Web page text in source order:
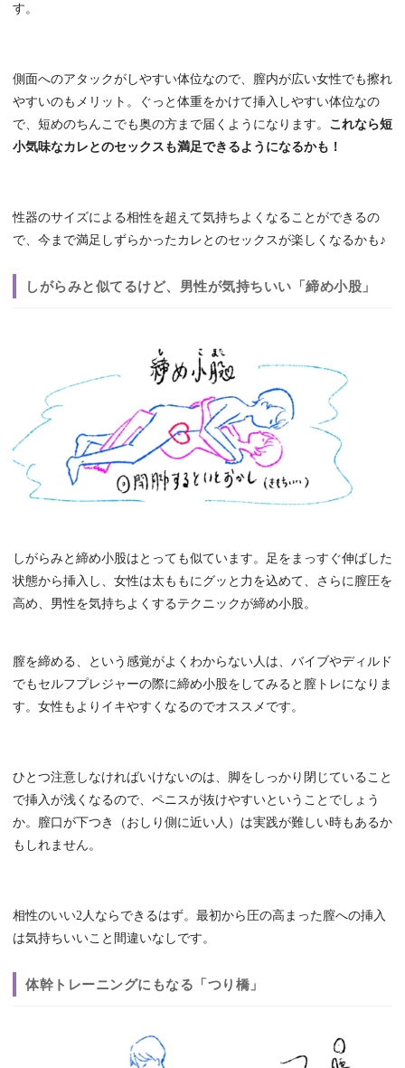
す。
側面へのアタックがしやすい体位なので、膣内が広い女性でも擦れ
やすいのもメリット。ぐっと体重をかけて挿入しやすい体位なの
で、短めのちんこでも奥の方まで届くようになります。 これなら短
小気味なカレとのセックスも満足できるようになるかも！
性器のサイズによる相性を超えて気持ちよくなることができるの
で、今まで満足しずらかったカレとのセックスが楽しくなるかも♪
しがらみと似てるけど、男性が気持ちいい「締め小股」
しがらみと締め小股はとっても似ています。足をまっすぐ伸ばした
状態から挿入し、女性は太ももにグッと力を込めて、さらに膣圧を
高め、男性を気持ちよくするテクニックが締め小股。
膣を締める、という感覚がよくわからない人は、バイブやディルド
でもセルフプレジャーの際に締め小股をしてみると膣トレになりま
す。女性もよりイキやすくなるのでオススメです。
ひとつ注意しなければいけないのは、脚をしっかり閉じていること
で挿入が浅くなるので、ペニスが抜けやすいということでしょう
か。膣口が下つき（おしり側に近い人）は実践が難しい時もあるか
もしれません。
相性のいい2人ならできるはず。最初から圧の高まった膣への挿入
は気持ちいいこと間違いなしです。
体幹トレーニングにもなる「つり橋」